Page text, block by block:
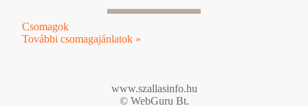
Csomagok
További csomagajánlatok »
www.szallasinfo.hu
© WebGuru Bt.